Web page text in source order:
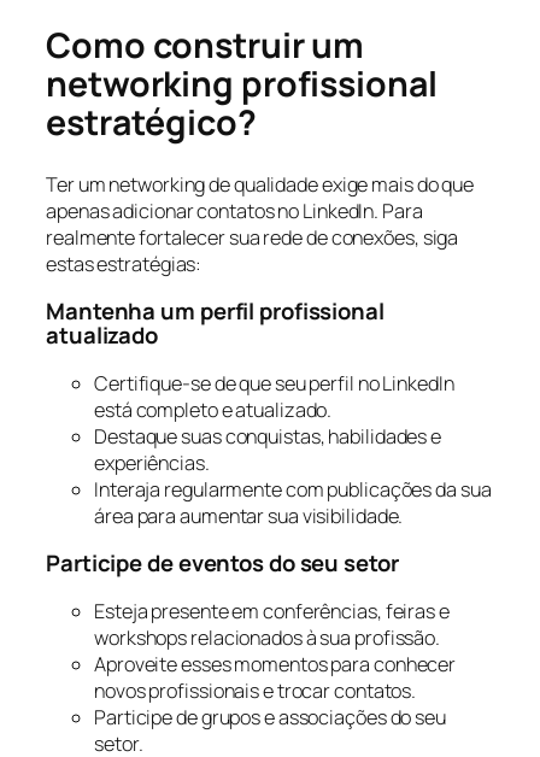
Como construir um
networking profissional
estratégico?
Ter um networking de qualidade exige mais do que
apenas adicionar contatos no LinkedIn. Para
realmente fortalecer sua rede de conexões, siga
estas estratégias:
Mantenha um perfil profissional
atualizado
Certifique-se de que seu perfil no LinkedIn
está completo e atualizado.
Destaque suas conquistas, habilidades e
experiências.
Interaja regularmente com publicações da sua
área para aumentar sua visibilidade.
Participe de eventos do seu setor
Esteja presente em conferências, feiras e
workshops relacionados à sua profissão.
Aproveite esses momentos para conhecer
novos profissionais e trocar contatos.
Participe de grupos e associações do seu
setor.